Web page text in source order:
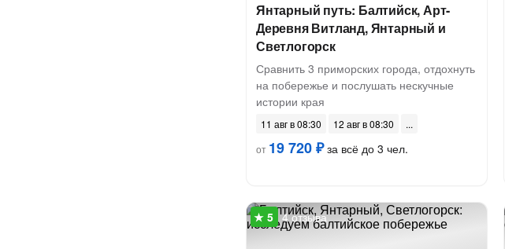
Янтарный путь: Балтийск, Арт-
Деревня Витланд, Янтарный и
Светлогорск
Сравнить 3 приморских города, отдохнуть
на побережье и послушать нескучные
истории края
11 авг в 08:30
12 авг в 08:30
от 19 720 ₽за всё до 3 чел.
4 отзыва